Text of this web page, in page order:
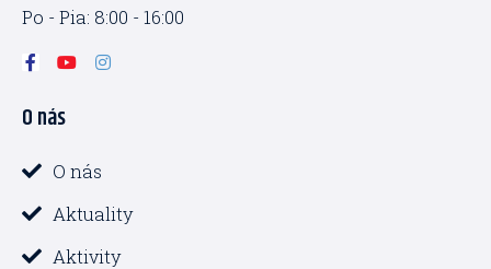
Po - Pia: 8:00 - 16:00
F
a
e
b
o
k
f
Y
u
e
I
n
O nás
O nás
Aktuality
Aktivity